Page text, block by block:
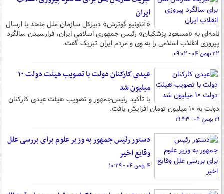
ایران
«آنتونیو گوترش» دبیرکل سازمان ملل متحد با ارسال
نامه‌ای به «مسعود پزشکیان» رئیس جمهوری اسلامی ایران، فرارسیدن سالگرد
پیروزی انقلاب اسلامی را به وی و مردم ایران تبریک گفت.
۲۲ بهمن ۰۴ - ۰۹:۰۲
عیدی کارکنان دولت با تصویب هیئت دولت ۱۰
میلیون شد
با تأکید رئیس‌جمهور و تصویب هیئت عیدی کارکنان
دولت به ۱۰ میلیون تومان افزایش یافت.
۱۹ بهمن ۰۴ - ۱۹:۴۳
دستور رئیس جمهور به وزیر علوم برای بررسی علل
وقایع اخیر
۴ بهمن ۰۴ - ۱۰:۲۹